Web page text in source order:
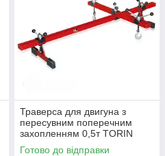
Траверса для двигуна з
пересувним поперечним
захопленням 0,5т TORIN
TRW04006
Готово до відправки